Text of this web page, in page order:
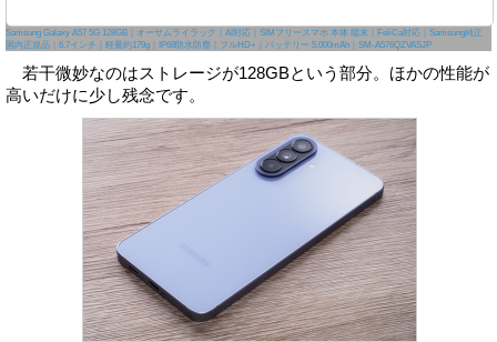
Samsung Galaxy A57 5G 128GB｜オーサムライラック｜AI対応｜SIMフリースマホ 本体 端末｜FeliCa対応｜Samsung純正
国内正規品｜6.7インチ｜軽量約179g｜IP68防水防塵｜フルHD+｜バッテリー 5,000mAh｜SM-A576QZVASJP
若干微妙なのはストレージが128GBという部分。ほかの性能が
高いだけに少し残念です。